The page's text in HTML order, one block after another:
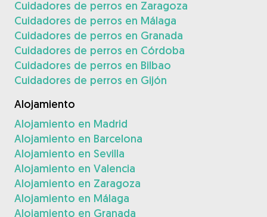
Cuidadores de perros en Zaragoza
Cuidadores de perros en Málaga
Cuidadores de perros en Granada
Cuidadores de perros en Córdoba
Cuidadores de perros en Bilbao
Cuidadores de perros en Gijón
Alojamiento
Alojamiento en Madrid
Alojamiento en Barcelona
Alojamiento en Sevilla
Alojamiento en Valencia
Alojamiento en Zaragoza
Alojamiento en Málaga
Alojamiento en Granada